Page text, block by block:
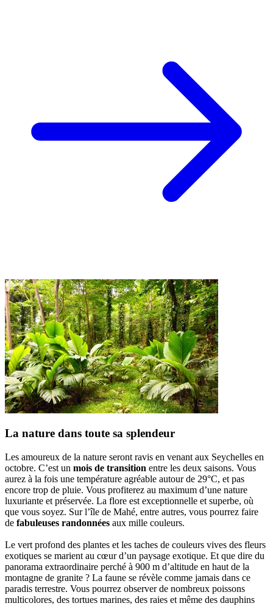
La nature dans toute sa splendeur
Les amoureux de la nature seront ravis en venant aux Seychelles en
octobre. C’est un mois de transition entre les deux saisons. Vous
aurez à la fois une température agréable autour de 29°C, et pas
encore trop de pluie. Vous profiterez au maximum d’une nature
luxuriante et préservée. La flore est exceptionnelle et superbe, où
que vous soyez. Sur l’île de Mahé, entre autres, vous pourrez faire
de fabuleuses randonnées aux mille couleurs.
Le vert profond des plantes et les taches de couleurs vives des fleurs
exotiques se marient au cœur d’un paysage exotique. Et que dire du
panorama extraordinaire perché à 900 m d’altitude en haut de la
montagne de granite ? La faune se révèle comme jamais dans ce
paradis terrestre. Vous pourrez observer de nombreux poissons
multicolores, des tortues marines, des raies et même des dauphins